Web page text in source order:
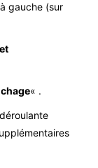
gauche (sur
« .